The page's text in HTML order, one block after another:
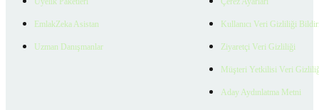
EmlakZeka Asistan
Uzman Danışmanlar
Kullanıcı Veri Gizliliği
Ziyaretçi Veri Gizliliği
Müşteri Yetkilisi Veri
Aday Aydınlatma Metni